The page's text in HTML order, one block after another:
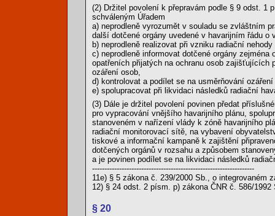
(2) Držitel povolení k přepravám podle § 9 odst. 1
schváleným Úřadem
a) neprodleně vyrozumět v souladu se zvláštním
další dotčené orgány uvedené v havarijním řádu
b) neprodleně realizovat při vzniku radiační
c) neprodleně informovat dotčené orgány
opatřeních přijatých na ochranu osob zajišťujících
ozáření osob,
d) kontrolovat a podílet se na usměrňování
e) spolupracovat při likvidaci následků radiační
(3) Dále je držitel povolení povinen předat
pro vypracování vnějšího havarijního plánu,
stanoveném v nařízení vlády k zóně havarijního
radiační monitorovací sítě, na vybavení
tiskové a informační kampaně k zajištění
dotčených orgánů v rozsahu a způsobem
a je povinen podílet se na likvidaci následků
------------------------------------------------------------------
11e) § 5 zákona č. 239/2000 Sb., o integrovaném
12) § 24 odst. 2 písm. p) zákona ČNR č. 586/
§ 20